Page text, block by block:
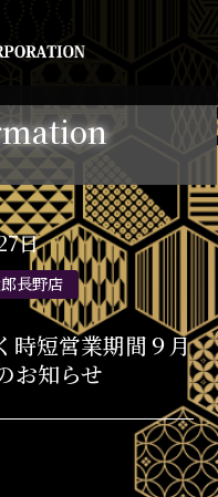
日
時短営業期間９月
お知らせ